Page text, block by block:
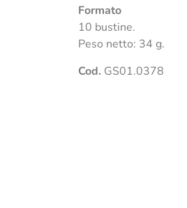
Formato
10 bustine.
Peso netto: 34 g.
Cod. GS01.0378